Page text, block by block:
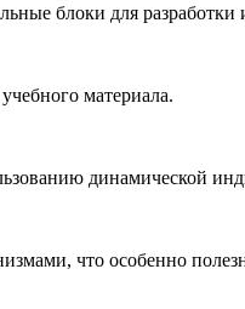
блоки для
материала.
динамической
что особенно